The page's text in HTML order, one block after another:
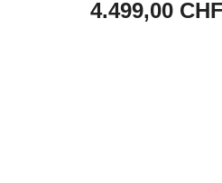
4.499,00 CHF